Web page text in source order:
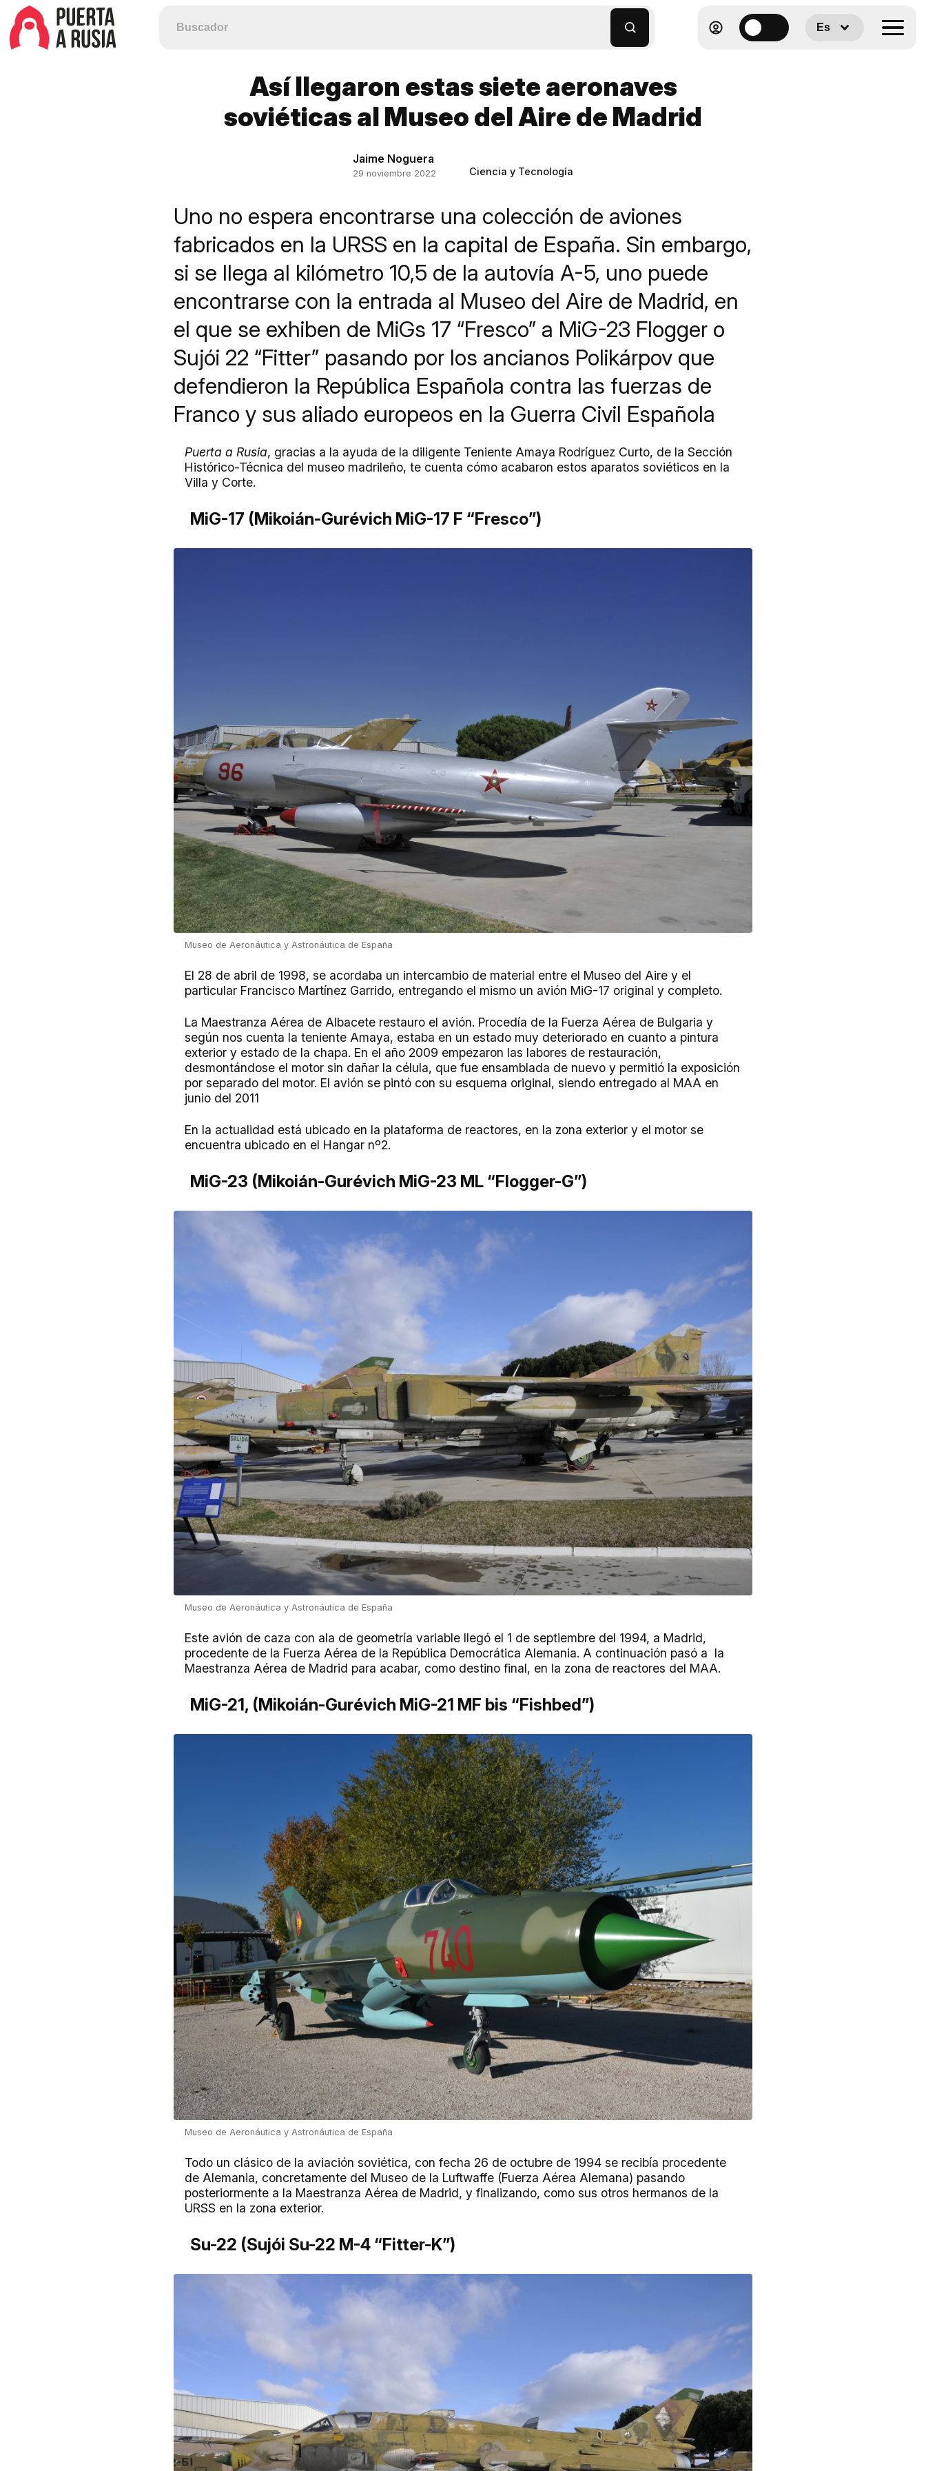
Es
Así llegaron estas siete aeronaves
soviéticas al Museo del Aire de Madrid
Jaime Noguera
29 noviembre 2022 Ciencia y Tecnología
Uno no espera encontrarse una colección de aviones
fabricados en la URSS en la capital de España. Sin embargo,
si se llega al kilómetro 10,5 de la autovía A-5, uno puede
encontrarse con la entrada al Museo del Aire de Madrid, en
el que se exhiben de MiGs 17 “Fresco” a MiG-23 Flogger o
Sujói 22 “Fitter” pasando por los ancianos Polikárpov que
defendieron la República Española contra las fuerzas de
Franco y sus aliado europeos en la Guerra Civil Española
Puerta a Rusia, gracias a la ayuda de la diligente Teniente Amaya Rodríguez Curto, de la Sección
Histórico-Técnica del museo madrileño, te cuenta cómo acabaron estos aparatos soviéticos en la
Villa y Corte.
MiG-17 (Mikoián-Gurévich MiG-17 F “Fresco”)
Museo de Aeronáutica y Astronáutica de España
El 28 de abril de 1998, se acordaba un intercambio de material entre el Museo del Aire y el
particular Francisco Martínez Garrido, entregando el mismo un avión MiG-17 original y completo.
La Maestranza Aérea de Albacete restauro el avión. Procedía de la Fuerza Aérea de Bulgaria y
según nos cuenta la teniente Amaya, estaba en un estado muy deteriorado en cuanto a pintura
exterior y estado de la chapa. En el año 2009 empezaron las labores de restauración,
desmontándose el motor sin dañar la célula, que fue ensamblada de nuevo y permitió la exposición
por separado del motor. El avión se pintó con su esquema original, siendo entregado al MAA en
junio del 2011
En la actualidad está ubicado en la plataforma de reactores, en la zona exterior y el motor se
encuentra ubicado en el Hangar nº2.
MiG-23 (Mikoián-Gurévich MiG-23 ML “Flogger-G”)
Museo de Aeronáutica y Astronáutica de España
Este avión de caza con ala de geometría variable llegó el 1 de septiembre del 1994, a Madrid,
procedente de la Fuerza Aérea de la República Democrática Alemania. A continuación pasó a la
Maestranza Aérea de Madrid para acabar, como destino final, en la zona de reactores del MAA.
MiG-21, (Mikoián-Gurévich MiG-21 MF bis “Fishbed”)
Museo de Aeronáutica y Astronáutica de España
Todo un clásico de la aviación soviética, con fecha 26 de octubre de 1994 se recibía procedente
de Alemania, concretamente del Museo de la Luftwaffe (Fuerza Aérea Alemana) pasando
posteriormente a la Maestranza Aérea de Madrid, y finalizando, como sus otros hermanos de la
URSS en la zona exterior.
Su-22 (Sujói Su-22 M-4 “Fitter-K”)